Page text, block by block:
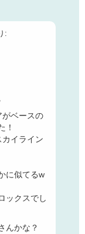
:
ベースの
！
イライン
に似てるw
ックスでし
んかな？